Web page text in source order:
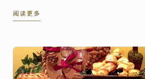
彰。
阅读更多